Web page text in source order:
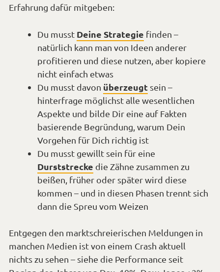
Erfahrung dafür mitgeben:
Du musst Deine Strategie finden –
natürlich kann man von Ideen anderer
profitieren und diese nutzen, aber kopiere
nicht einfach etwas
Du musst davon überzeugt sein –
hinterfrage möglichst alle wesentlichen
Aspekte und bilde Dir eine auf Fakten
basierende Begründung, warum Dein
Vorgehen für Dich richtig ist
Du musst gewillt sein für eine
Durststrecke die Zähne zusammen zu
beißen, früher oder später wird diese
kommen – und in diesen Phasen trennt sich
dann die Spreu vom Weizen
Entgegen den marktschreierischen Meldungen in
manchen Medien ist von einem Crash aktuell
nichts zu sehen – siehe die Performance seit